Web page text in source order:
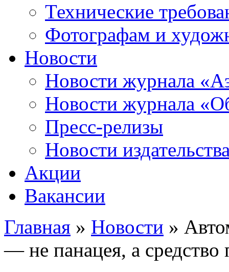
Технические
Фотографам и
Новости
Новости журнала
Новости журнала
Пресс-релизы
Новости
Акции
Вакансии
Вы здесь
Главная » Новости »
— не панацея, а